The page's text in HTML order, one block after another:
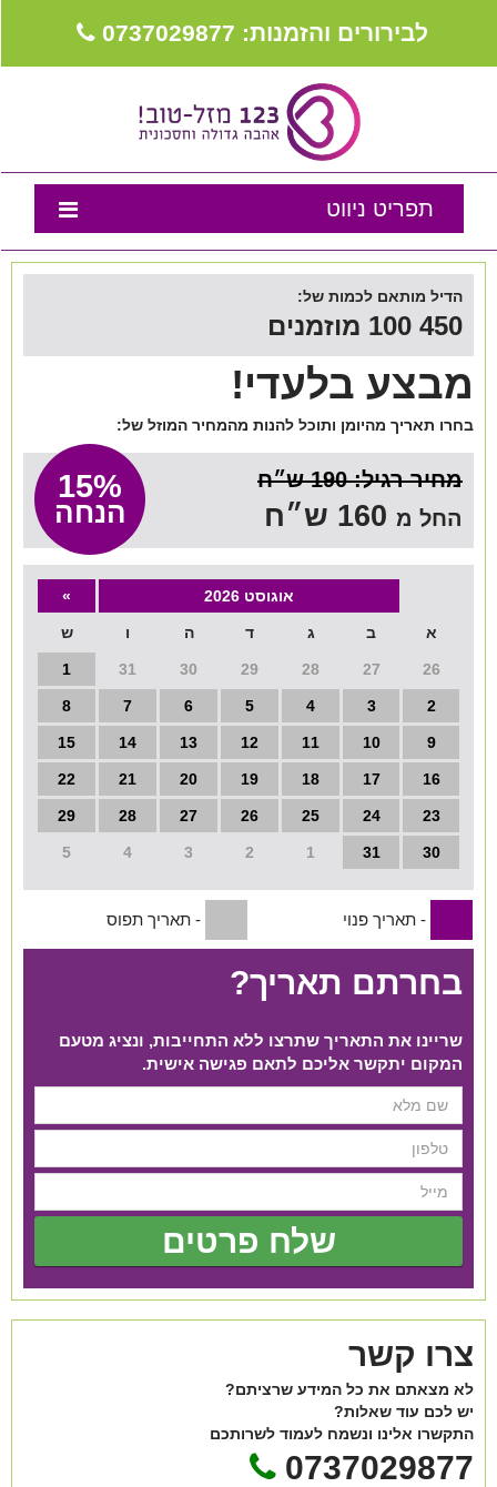
לבירורים והזמנות: 0737029877
תפריט ניווט
דף הבית
נבחרת המומלצים
מה שכולם שואלים
הדיל מותאם לכמות של:
450 100 מוזמנים
מבצע בלעדי!
בחרו תאריך מהיומן ותוכל להנות מהמחיר המוזל של:
15%
הנחה
מחיר רגיל: 190 ש״ח
החל מ
אוגוסט 2026 »
א ב ג ד ה ו ש
26
27
28
29
30
31
1
2
3
4
5
6
7
8
9
10
11
12
13
14
15
16
17
18
19
20
21
22
23
24
25
26
27
28
29
30
31
1
2
3
4
5
- תאריך פנוי - תאריך תפוס
בחרתם תאריך?
שריינו את התאריך שתרצו ללא התחייבות, ונציג מטעם
המקום יתקשר אליכם לתאם פגישה אישית.
שלח פרטים
צרו קשר
לא מצאתם את כל המידע שרציתם?
יש לכם עוד שאלות?
התקשרו אלינו ונשמח לעמוד לשרותכם
0737029877